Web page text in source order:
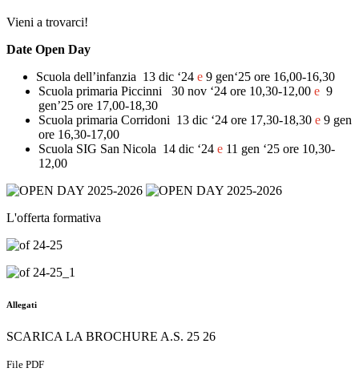
Vieni a trovarci!
Date Open Day
Scuola dell’infanzia 13 dic ‘24 e 9 gen‘25 ore 16,00-16,30
Scuola primaria Piccinni
30 nov ‘24 ore 10,30-12,00 e 9
gen’25 ore 17,00-18,30
Scuola primaria Corridoni 13 dic ‘24 ore 17,30-18,30 e 9 gen
ore 16,30-17,00
Scuola SIG San Nicola 14 dic ‘24 e 11 gen ‘25 ore 10,30-
12,00
L'offerta formativa
Allegati
SCARICA LA BROCHURE A.S. 25 26
File PDF